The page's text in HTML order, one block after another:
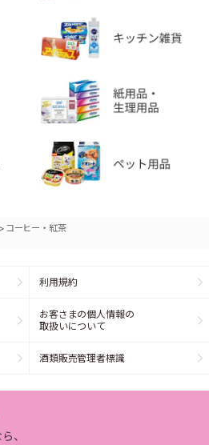
> コーヒー・紅茶
利用規約
お客さまの個人情報の
取扱いについて
酒類販売管理者標識
、